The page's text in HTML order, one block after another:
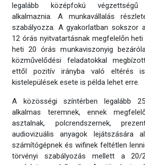
legalább középfokú
alkalmaznia. A munkavállalás
szabályozza. A gyakorlatban sokszor
12 órás nyitvatartásnak megfelelőn
heti 20 órás munkaviszonyig
közművelődési feladatokkal
ettől pozitív irányba való eltérés
kistelepülések esete is példa lehet erre.
A közösségi színtérben legalább
alkalmas teremnek, ennek
asztalnak, polcrendszernek,
audiovizuális anyagok lejátszására
számítógépnek és wifinek feltétlen
törvényi szabályozás mellett a 20/